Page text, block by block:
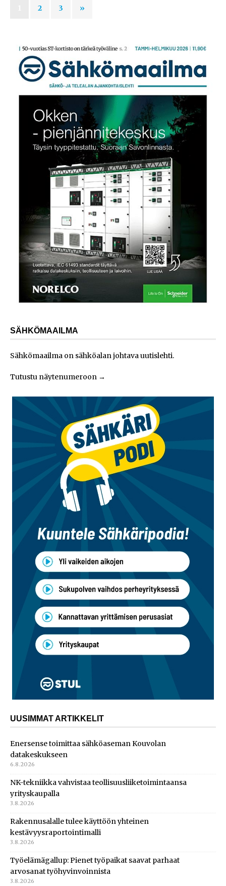
2 3 »
SÄHKÖMAAILMA
Sähkömaailma on sähköalan johtava uutislehti.
Tutustu näytenumeroon →
UUSIMMAT ARTIKKELIT
Enersense toimittaa sähköaseman Kouvolan
datakeskukseen
6.8.2026
NK-tekniikka vahvistaa teollisuusliiketoimintaansa
yrityskaupalla
3.8.2026
Rakennusalalle tulee käyttöön yhteinen
kestävyysraportointimalli
3.8.2026
Työelämägallup: Pienet työpaikat saavat parhaat
arvosanat työhyvinvoinnista
3.8.2026